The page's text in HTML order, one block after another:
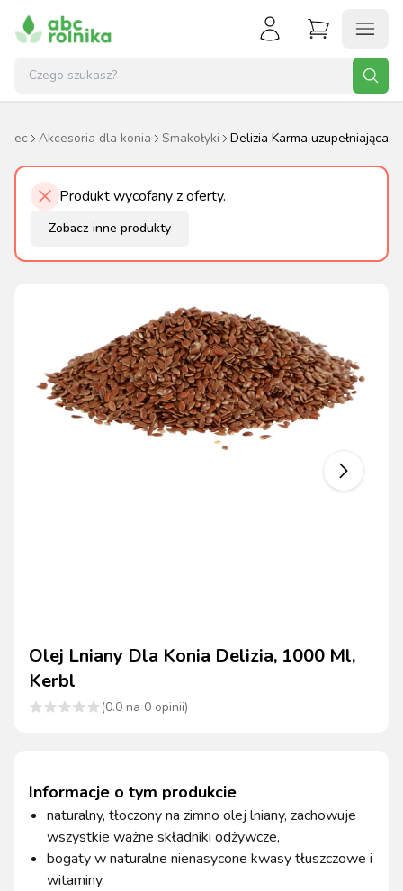
Akcesoria dla konia Smakołyki Delizia Karma uzupełniająca
Produkt wycofany z oferty.
Zobacz inne produkty
Olej Lniany Dla Konia Delizia, 1000 Ml,
Kerbl
(0.0 na 0 opinii)
Informacje o tym produkcie
naturalny, tłoczony na zimno olej lniany, zachowuje
wszystkie ważne składniki odżywcze,
bogaty w naturalne nienasycone kwasy tłuszczowe i
witaminy,